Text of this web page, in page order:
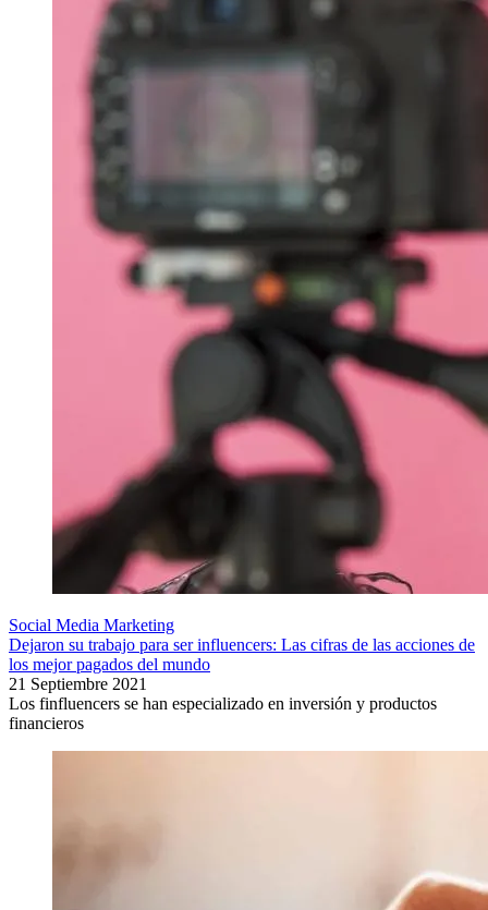
Social Media Marketing
Dejaron su trabajo para ser influencers: Las cifras de las acciones de
los mejor pagados del mundo
21 Septiembre 2021
Los finfluencers se han especializado en inversión y productos
financieros